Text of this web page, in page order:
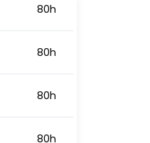
80h
80h
80h
80h